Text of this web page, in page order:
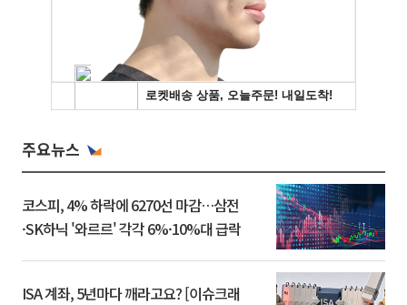
주요뉴스
코스피, 4% 하락에 6270선 마감…삼전
·SK하닉 '와르르' 각각 6%·10%대 급락
ISA 계좌, 5년마다 깨라고요? [이슈크래